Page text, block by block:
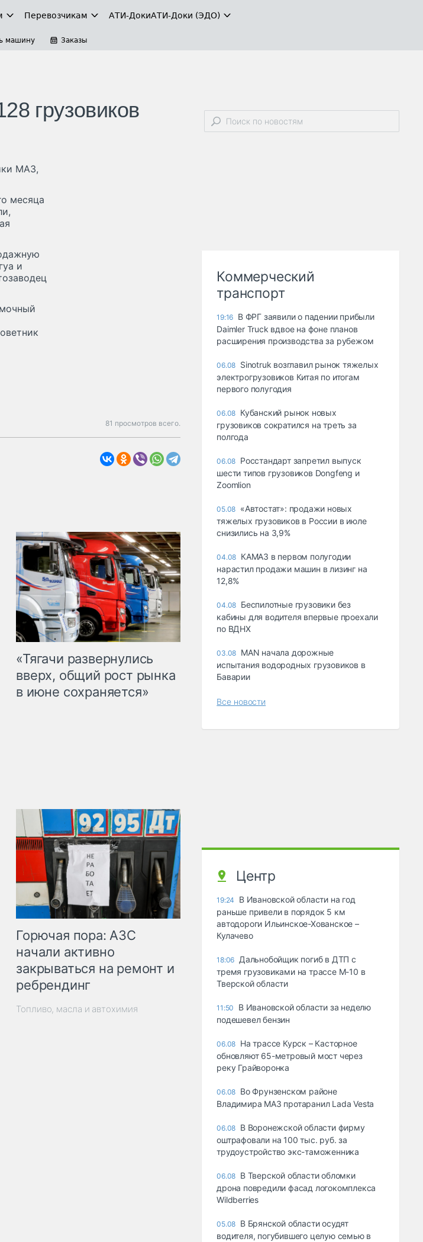
Перевозчикам АТИ-ДокиАТИ-Доки (ЭДО)
машину Заказы
грузовиков
МАЗ,
месяца
и
81 просмотров всего.
«Тягачи развернулись
вверх, общий рост рынка
в июне сохраняется»
Горючая пора: АЗС
начали активно
закрываться на ремонт и
ребрендинг
Топливо, масла и автохимия
Коммерческий
транспорт
19:16 В ФРГ заявили о падении прибыли
Daimler Truck вдвое на фоне планов
расширения производства за рубежом
06.08 Sinotruk возглавил рынок тяжелых
электрогрузовиков Китая по итогам
первого полугодия
06.08 Кубанский рынок новых
грузовиков сократился на треть за
полгода
06.08 Росстандарт запретил выпуск
шести типов грузовиков Dongfeng и
Zoomlion
05.08 «Автостат»: продажи новых
тяжелых грузовиков в России в июле
снизились на 3,9%
04.08 КАМАЗ в первом полугодии
нарастил продажи машин в лизинг на
12,8%
04.08 Беспилотные грузовики без
кабины для водителя впервые проехали
по ВДНХ
03.08 MAN начала дорожные
испытания водородных грузовиков в
Баварии
Все новости
Центр
19:24
В Ивановской области на год
раньше привели в порядок 5 км
автодороги Ильинское-Хованское –
Кулачево
18:06 Дальнобойщик погиб в ДТП с
тремя грузовиками на трассе М-10 в
Тверской области
11:50
В Ивановской области за неделю
подешевел бензин
06.08 На трассе Курск – Касторное
обновляют 65-метровый мост через
реку Грайворонка
06.08 Во Фрунзенском районе
Владимира МАЗ протаранил Lada Vesta
06.08 В Воронежской области фирму
оштрафовали на 100 тыс. руб. за
трудоустройство экс-таможенника
06.08 В Тверской области обломки
дрона повредили фасад логокомплекса
Wildberries
05.08 В Брянской области осудят
водителя, погубившего целую семью в